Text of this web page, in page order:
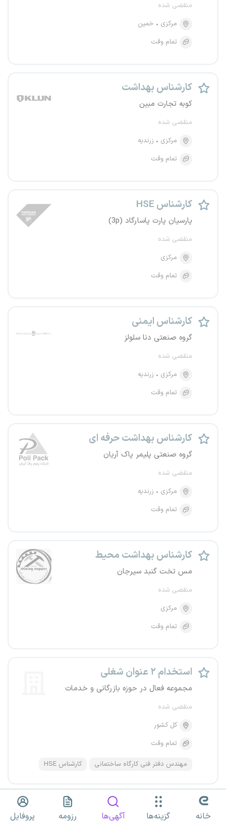
منقضی شده
مرکزی
خمین
تمام وقت
کارشناس بهداشت
کوبه تجارت مبین
منقضی شده
مرکزی
زرندیه
تمام وقت
کارشناس HSE
پارسیان پارت پاسارگاد (3p)
منقضی شده
مرکزی
تمام وقت
کارشناس ایمنی
گروه صنعتی دنا سلولز
منقضی شده
مرکزی
زرندیه
تمام وقت
کارشناس بهداشت حرفه ای
گروه صنعتی پلیمر پاک آریان
منقضی شده
مرکزی
زرندیه
تمام وقت
کارشناس بهداشت محیط
مس تخت گنبد سیرجان
منقضی شده
مرکزی
تمام وقت
استخدام ۲ عنوان شغلی
مجموعه فعال در حوزه بازرگانی و خدمات
منقضی شده
کل کشور
تمام وقت
مهندس دفتر فنی کارگاه ساختمانی کارشناس HSE
کارشناس HSE
خانه گزینه‌ها آگهی‌ها رزومه پروفایل